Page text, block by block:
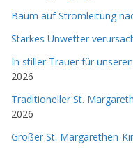
Baum auf Stromleitung
Starkes Unwetter
In stiller Trauer für
2026
Traditioneller St.
2026
Großer St. Margarethen-